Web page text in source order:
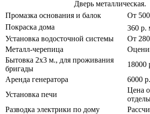
Дверь металлическая.
Промазка основания и балок
От
Покраска дома
360 р.
Установка водосточной системы
От
Металл-черепица
Бытовка 2х3 м., для проживания
бригады
18000
Аренда генератора
6000 р.
Установка печи
Цена
Разводка электрики по дому